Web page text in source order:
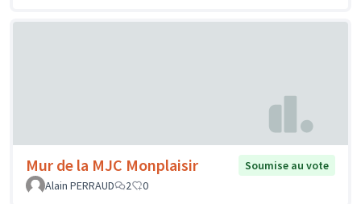
Mur de la MJC Monplaisir
Soumise au vote
Alain PERRAUD
2 0